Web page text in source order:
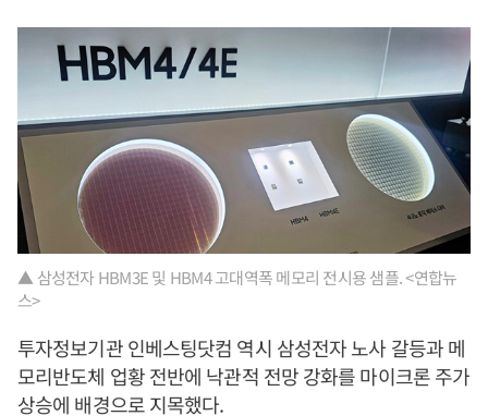
▲ 삼성전자 HBM3E 및 HBM4 고대역폭 메모리 전시용 샘플. <연합뉴
스>
투자정보기관 인베스팅닷컴 역시 삼성전자 노사 갈등과 메
모리반도체 업황 전반에 낙관적 전망 강화를 마이크론 주가
상승에 배경으로 지목했다.